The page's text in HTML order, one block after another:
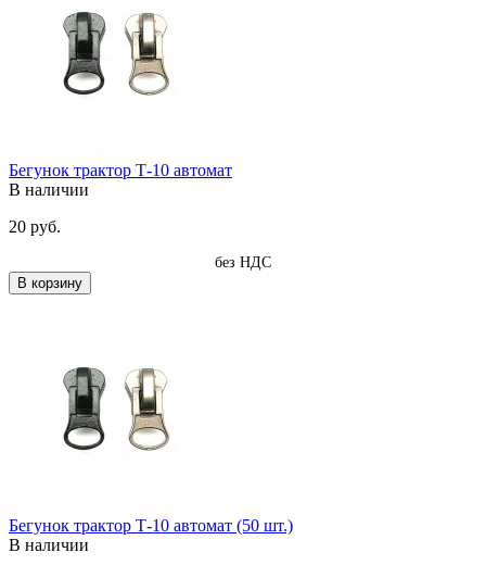
Бегунок трактор Т-10 автомат
В наличии
20 руб.
без НДС
В корзину
Бегунок трактор Т-10 автомат (50 шт.)
В наличии